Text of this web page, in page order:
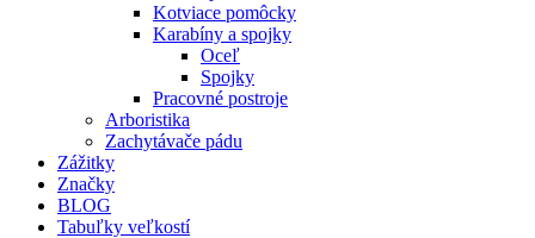
Kotviace pomôcky
Karabíny a spojky
Oceľ
Spojky
Pracovné postroje
Arboristika
Zachytávače pádu
Zážitky
Značky
BLOG
Tabuľky veľkostí